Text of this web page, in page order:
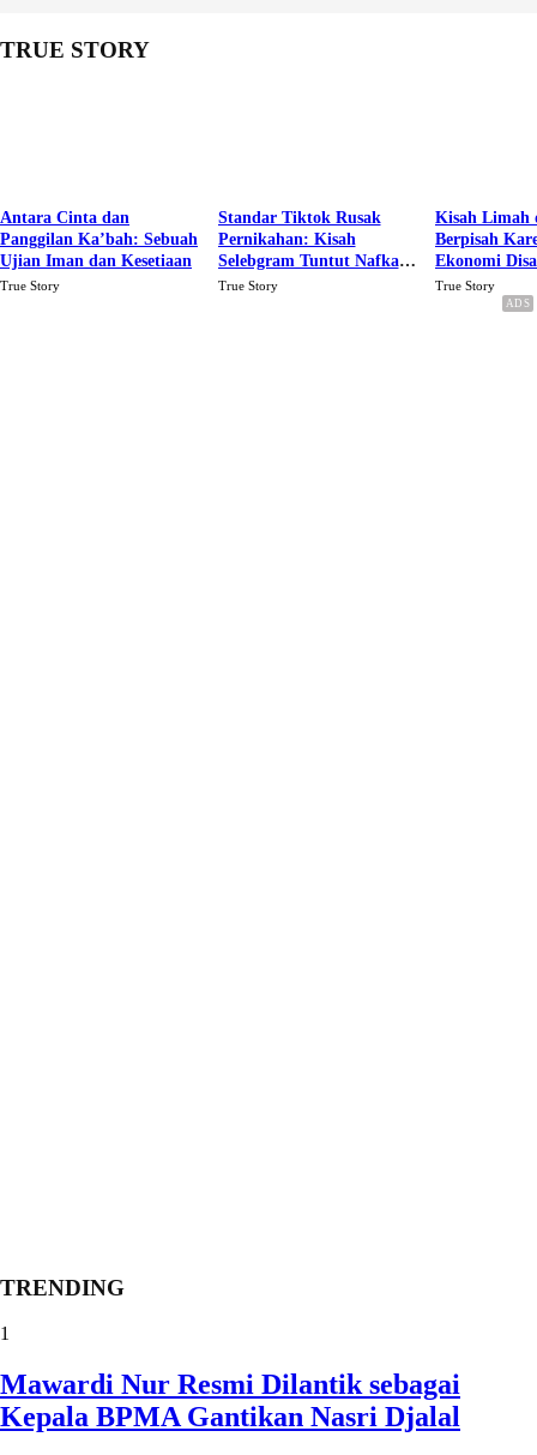
TRUE STORY
Antara Cinta dan
Panggilan Ka’bah: Sebuah
Ujian Iman dan Kesetiaan
True Story
Standar Tiktok Rusak
Pernikahan: Kisah
Selebgram Tuntut Nafkah
Rp.15 Juta Perbulan
True Story
Kisah Limah
Berpisah
Ekonomi
Karena Cinta
True Story
TRENDING
1
Mawardi Nur Resmi Dilantik sebagai
Kepala BPMA Gantikan Nasri Djalal